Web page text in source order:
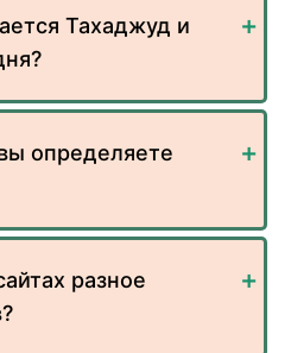
Тахаджуд и
определяете
разное